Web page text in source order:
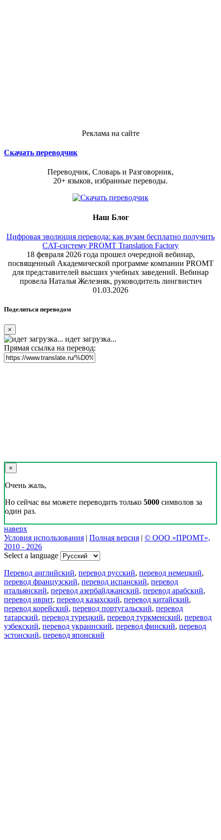
Реклама на сайте
Скачать переводчик
Переводчик, Словарь и Разговорник,
20+ языков, избранные переводы.
Наш Блог
Цифровая эволюция перевода: как вузам бесплатно получить
CAT-систему PROMT Translation Factory
18 февраля 2026 года прошел очередной вебинар,
посвященный Академической программе компании PROMT
для представителей высших учебных заведений. Вебинар
провела Наталья Железняк, руководитель лингвистич
01.03.2026
Поделиться переводом
×
идет загрузка...
Прямая ссылка на перевод:
×
Очень жаль,
Но сейчас вы можете переводить только 5000 символов за
один раз.
наверх
Условия использования | Полная версия | © ООО «ПРОМТ»,
2010 - 2026
Select a language
Перевод английский, перевод русский, перевод немецкий,
перевод французский, перевод испанский, перевод
итальянский, перевод азербайджанский, перевод арабский,
перевод иврит, перевод казахский, перевод китайский,
перевод корейский, перевод португальский, перевод
татарский, перевод турецкий, перевод туркменский, перевод
узбекский, перевод украинский, перевод финский, перевод
эстонский, перевод японский